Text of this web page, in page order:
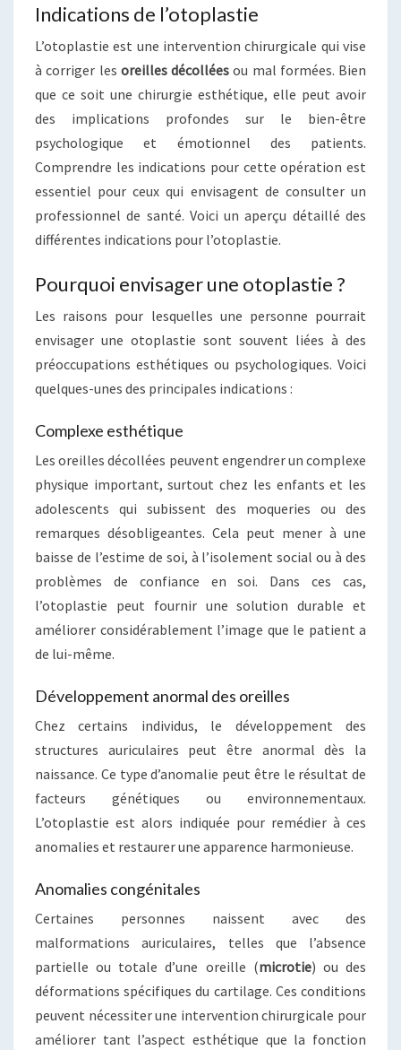
Indications de l’otoplastie
L’otoplastie est une intervention chirurgicale qui vise
à corriger les oreilles décollées ou mal formées. Bien
que ce soit une chirurgie esthétique, elle peut avoir
des implications profondes sur le bien-être
psychologique et émotionnel des patients.
Comprendre les indications pour cette opération est
essentiel pour ceux qui envisagent de consulter un
professionnel de santé. Voici un aperçu détaillé des
différentes indications pour l’otoplastie.
Pourquoi envisager une otoplastie ?
Les raisons pour lesquelles une personne pourrait
envisager une otoplastie sont souvent liées à des
préoccupations esthétiques ou psychologiques. Voici
quelques-unes des principales indications :
Complexe esthétique
Les oreilles décollées peuvent engendrer un complexe
physique important, surtout chez les enfants et les
adolescents qui subissent des moqueries ou des
remarques désobligeantes. Cela peut mener à une
baisse de l’estime de soi, à l’isolement social ou à des
problèmes de confiance en soi. Dans ces cas,
l’otoplastie peut fournir une solution durable et
améliorer considérablement l’image que le patient a
de lui-même.
Développement anormal des oreilles
Chez certains individus, le développement des
structures auriculaires peut être anormal dès la
naissance. Ce type d’anomalie peut être le résultat de
facteurs génétiques ou environnementaux.
L’otoplastie est alors indiquée pour remédier à ces
anomalies et restaurer une apparence harmonieuse.
Anomalies congénitales
Certaines personnes naissent avec des
malformations auriculaires, telles que l’absence
partielle ou totale d’une oreille (microtie) ou des
déformations spécifiques du cartilage. Ces conditions
peuvent nécessiter une intervention chirurgicale pour
améliorer tant l’aspect esthétique que la fonction